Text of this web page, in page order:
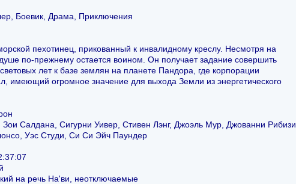
Боевик, Драма, Приключения
пехотинец, прикованный к инвалидному креслу. Несмотря на
по-прежнему остается воином. Он получает задание совершить
лет к базе землян на планете Пандора, где корпорации
имеющий огромное значение для выхода Земли из энергетического
Зои Салдана, Сигурни Уивер, Стивен Лэнг, Джоэль Мур, Джованни Рибизи,
Уэс Студи, Си Си Эйч Паундер
на речь На'ви, неотключаемые